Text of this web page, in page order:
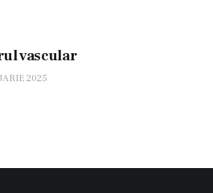
vascular
2025